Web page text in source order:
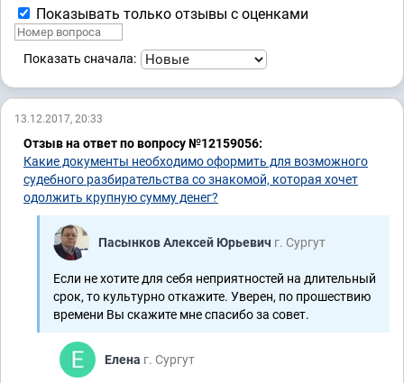
Показывать только отзывы с оценками
Показать сначала:
13.12.2017, 20:33
Отзыв на ответ по вопросу №12159056:
Какие документы необходимо оформить для возможного
судебного разбирательства со знакомой, которая хочет
одолжить крупную сумму денег?
Пасынков Алексей Юрьевич г. Сургут
Если не хотите для себя неприятностей на длительный
срок, то культурно откажите. Уверен, по прошествию
времени Вы скажите мне спасибо за совет.
Елена г. Сургут